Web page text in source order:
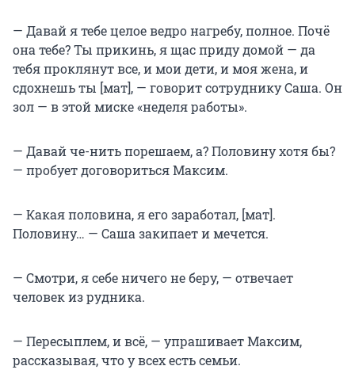
— Давай я тебе целое ведро нагребу, полное. Почё
она тебе? Ты прикинь, я щас приду домой — да
тебя проклянут все, и мои дети, и моя жена, и
сдохнешь ты [мат], — говорит сотруднику Саша. Он
зол — в этой миске «неделя работы».
— Давай че-нить порешаем, а? Половину хотя бы?
— пробует договориться Максим.
— Какая половина, я его заработал, [мат].
Половину… — Саша закипает и мечется.
— Смотри, я себе ничего не беру, — отвечает
человек из рудника.
— Пересыплем, и всё, — упрашивает Максим,
рассказывая, что у всех есть семьи.